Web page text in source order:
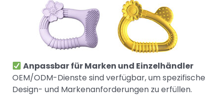
Anpassbar für Marken und Einzelhändler
OEM/ODM-Dienste sind verfügbar, um spezifische
Design- und Markenanforderungen zu erfüllen.